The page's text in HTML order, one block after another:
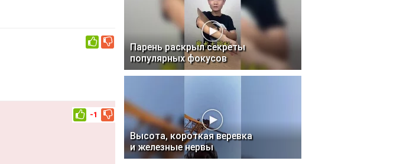
0
-1
Парень раскрыл секреты
популярных фокусов
Высота, короткая веревка
и железные нервы